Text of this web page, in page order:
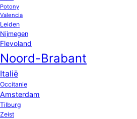
Potony
Valencia
Leiden
Nijmegen
Flevoland
Noord-Brabant
Italië
Occitanie
Amsterdam
Tilburg
Zeist